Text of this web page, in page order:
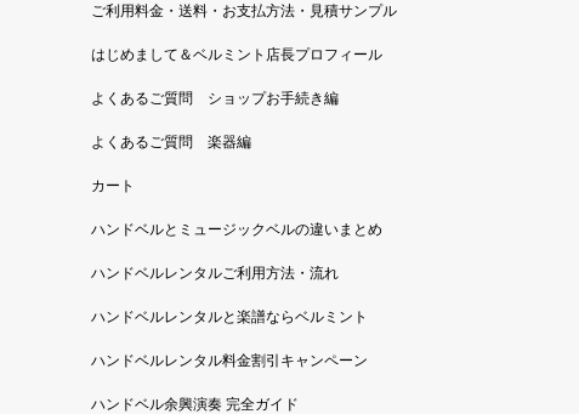
ご利用料金・送料・お支払方法・見積サンプル
はじめまして＆ベルミント店長プロフィール
よくあるご質問 ショップお手続き編
よくあるご質問 楽器編
カート
ハンドベルとミュージックベルの違いまとめ
ハンドベルレンタルご利用方法・流れ
ハンドベルレンタルと楽譜ならベルミント
ハンドベルレンタル料金割引キャンペーン
ハンドベル余興演奏 完全ガイド